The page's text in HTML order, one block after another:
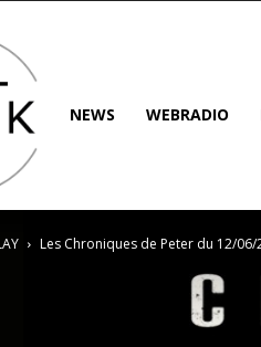
NEWS WEBRADIO
Les Chroniques de Peter du 12/06/